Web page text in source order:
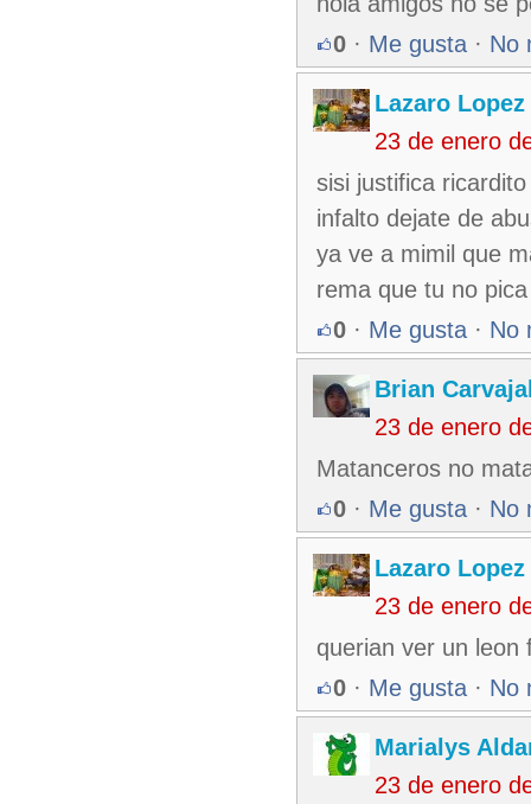
0 · Me gusta · No
Lazaro Lopez
23 de enero
sisi justifica
infalto dejate de
ya ve a mimil que
rema que tu no
0 · Me gusta · No
Brian
23 de enero
Matanceros no
0 · Me gusta · No
Lazaro Lopez
23 de enero
querian ver un leon
0 · Me gusta · No
Marialys
23 de enero